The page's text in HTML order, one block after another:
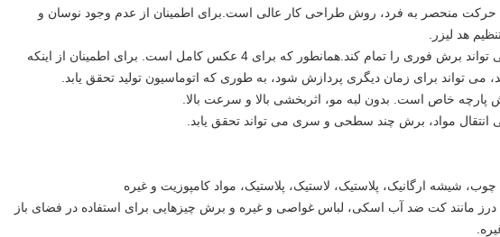
حرکت منحصر به فرد، روش طراحی کار عالی است.برای اطمینان از عدم وجود نوسان و
هد لیزر.
4. با CAD همکاری کنید، می تواند برش فوری را تمام کند.همانطور که برای 4 عکس کامل است. برای اطمینان از اینکه
می تواند برای زمان دیگری پردازش شود، به طوری که اتوماسیون تولید تحقق یابد.
چوب، شیشه ارگانیک، پلاستیک، لاستیک، پلاستیک، مواد کامپوزیت و غیره
درز مانند کت ضد آب اسکی، لباس غواصی و غیره و برش چیزهایی برای استفاده در فضای باز